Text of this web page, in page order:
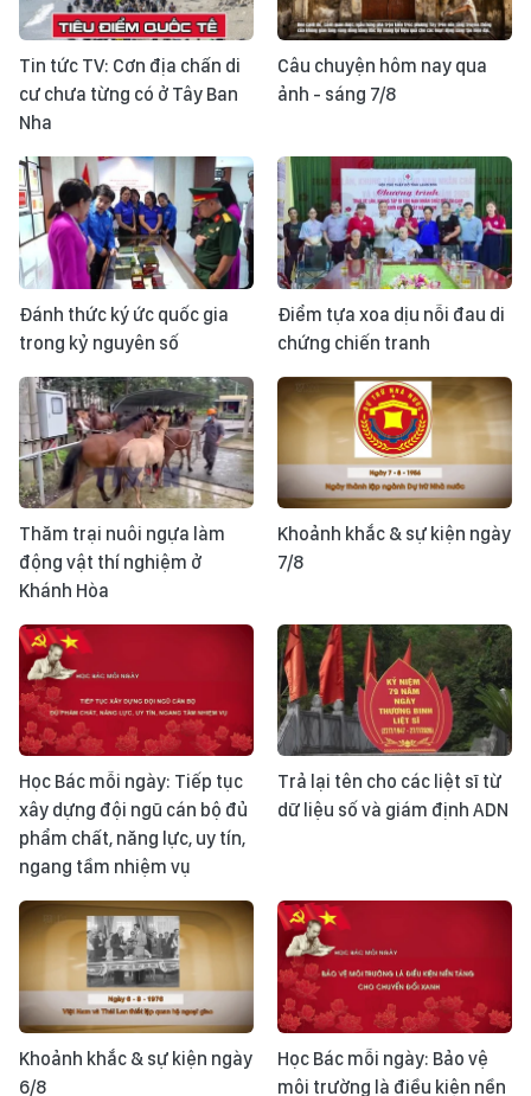
Tin tức TV: Cơn địa chấn di
cư chưa từng có ở Tây Ban
Nha
Câu chuyện hôm nay qua
ảnh - sáng 7/8
Đánh thức ký ức quốc gia
trong kỷ nguyên số
Điểm tựa xoa dịu nỗi đau di
chứng chiến tranh
Thăm trại nuôi ngựa làm
động vật thí nghiệm ở
Khánh Hòa
Khoảnh khắc & sự kiện ngày
7/8
Học Bác mỗi ngày: Tiếp tục
xây dựng đội ngũ cán bộ đủ
phẩm chất, năng lực, uy tín,
ngang tầm nhiệm vụ
Trả lại tên cho các liệt sĩ từ
dữ liệu số và giám định ADN
Khoảnh khắc & sự kiện ngày
6/8
Học Bác mỗi ngày: Bảo vệ
môi trường là điều kiện nền